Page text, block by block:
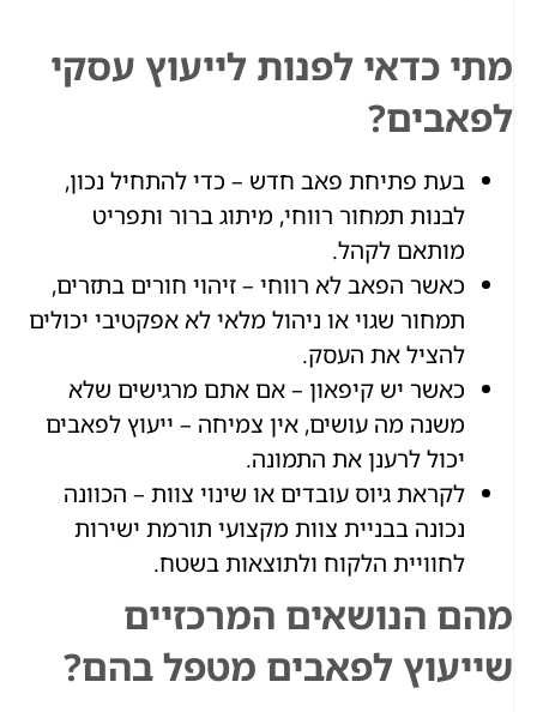
מתי כדאי לפנות לייעוץ עסקי
לפאבים?
בעת פתיחת פאב חדש – כדי להתחיל נכון,
לבנות תמחור רווחי, מיתוג ברור ותפריט
מותאם לקהל.
כאשר הפאב לא רווחי – זיהוי חורים בתזרים,
תמחור שגוי או ניהול מלאי לא אפקטיבי יכולים
להציל את העסק.
כאשר יש קיפאון – אם אתם מרגישים שלא
משנה מה עושים, אין צמיחה – ייעוץ לפאבים
יכול לרענן את התמונה.
לקראת גיוס עובדים או שינוי צוות – הכוונה
נכונה בבניית צוות מקצועי תורמת ישירות
לחוויית הלקוח ולתוצאות בשטח.
מהם הנושאים המרכזיים
שייעוץ לפאבים מטפל בהם?